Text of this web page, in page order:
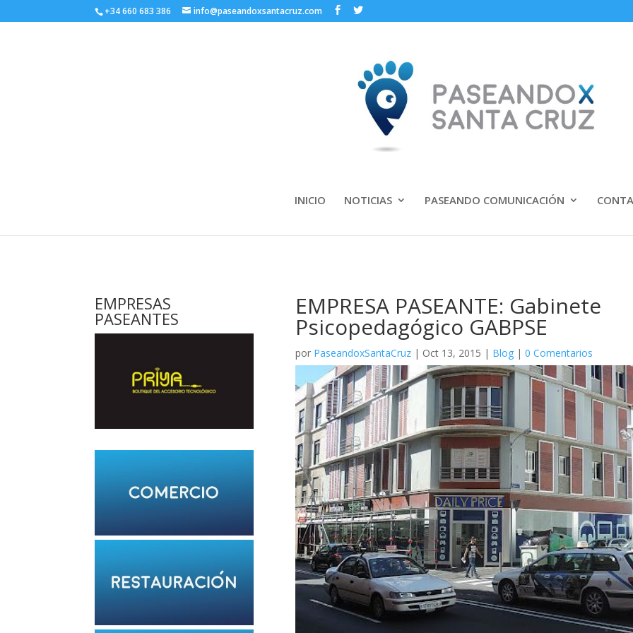
+34 660 683 386 info@paseandoxsantacruz.com
INICIO NOTICIAS PASEANDO COMUNICACIÓN
EMPRESAS
PASEANTES EMPRESA PASEANTE: Gabinete
Psicopedagógico GABPSE
por PaseandoxSantaCruz| Oct 13, 2015 | Blog| 0 Comentarios